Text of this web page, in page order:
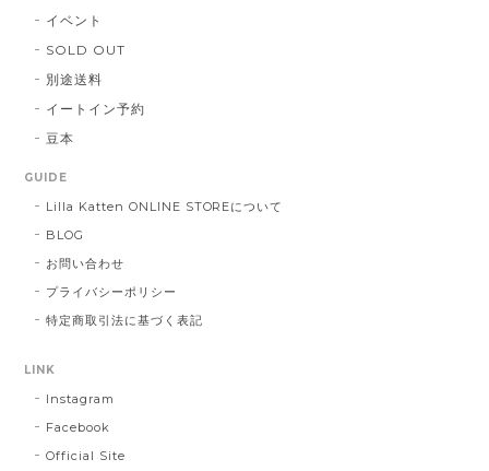
イベント
SOLD OUT
別途送料
イートイン予約
豆本
GUIDE
Lilla Katten ONLINE STOREについて
BLOG
お問い合わせ
プライバシーポリシー
特定商取引法に基づく表記
LINK
Instagram
Facebook
Official Site